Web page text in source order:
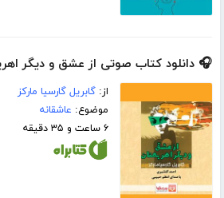
🎧 دانلود کتاب صوتی از عشق و دیگر
از:گابریل گارسیا مارکز
موضوع: عاشقانه
۶ ساعت و ۳۵ دقیقه